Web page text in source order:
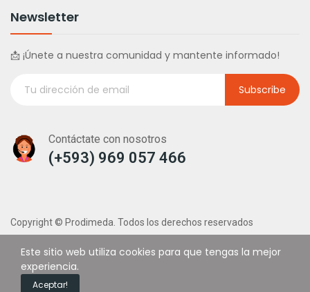
Newsletter
📩 ¡Únete a nuestra comunidad y mantente informado!
Subscribe
Contáctate con nosotros
(+593) 969 057 466
Copyright © Prodimeda. Todos los derechos reservados
Este sitio web utiliza cookies para que tengas la mejor
experiencia.
Aceptar!